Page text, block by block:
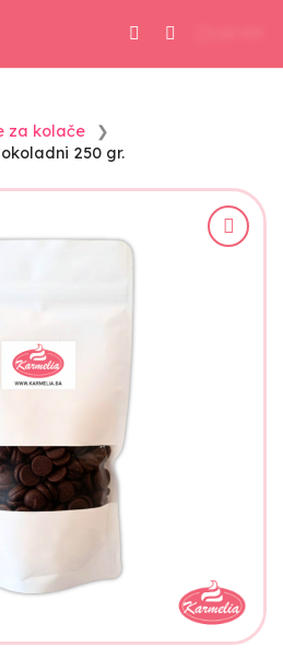
za kolače
250 gr.